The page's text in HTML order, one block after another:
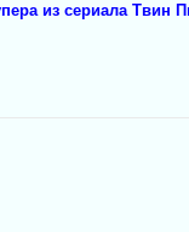
из сериала Твин